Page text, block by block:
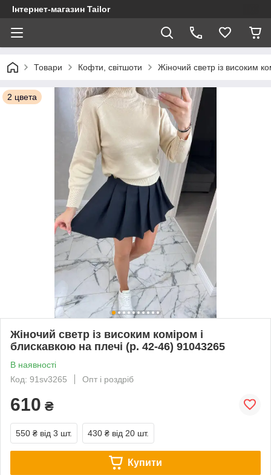
Інтернет-магазин Tailor
Товари Кофти, світшоти Жіночий светр із високим
2 цвета
Жіночий светр із високим коміром і
блискавкою на плечі (р. 42-46) 91043265
В наявності
Код: 91sv3265
Опт і роздріб
610 ₴
550 ₴ від 3 шт. 430 ₴ від 20 шт.
Купити